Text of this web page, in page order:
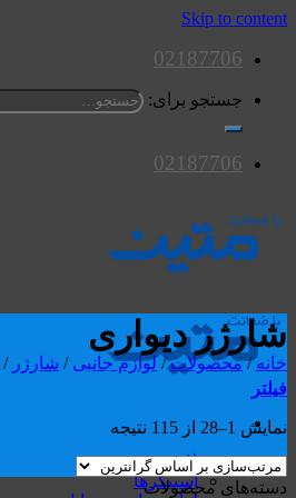
Skip to content
02187706
جستجو برای:
02187706
محصولات
اسپیکرها
شارژر دیواری
خانه / محصولات / لوازم جانبی / شارژر /
فیلتر
نمایش 1–28 از 115 نتیجه
دسته‌های محصولات